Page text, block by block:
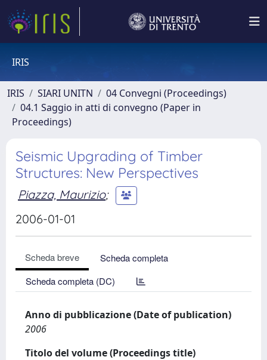
IRIS
IRIS SIARI UNITN
04 Convegni (Proceedings)
04.1 Saggio in atti di convegno (Paper in
Proceedings)
Seismic Upgrading of Timber
Structures: New Perspectives
Piazza, Maurizio;
2006-01-01
Scheda breve
Scheda completa
Scheda completa (DC)
Anno di pubblicazione (Date of publication)
2006
Titolo del volume (Proceedings title)